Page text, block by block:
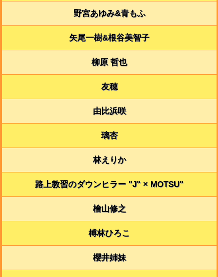
野宮あゆみ&青もふ
矢尾一樹&根谷美智子
柳原 哲也
友穂
由比浜咲
璃杏
林えりか
路上教習のダウンヒラー "J" × MOTSU"
檜山修之
榑林ひろこ
櫻井姉妹